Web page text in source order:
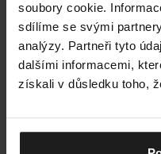
soubory cookie.
sdílíme se svými
analýzy. Partneři tyto
dalšími informacemi,
získali v důsledku toho,
239 Kč
Novinka
Tip
Merino